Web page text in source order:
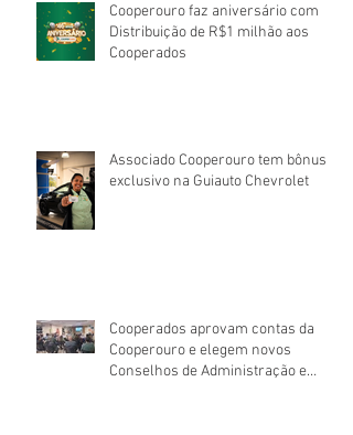
Cooperouro faz aniversário com
Distribuição de R$1 milhão aos
Cooperados
Associado Cooperouro tem bônus
exclusivo na Guiauto Chevrolet
Cooperados aprovam contas da
Cooperouro e elegem novos
Conselhos de Administração e